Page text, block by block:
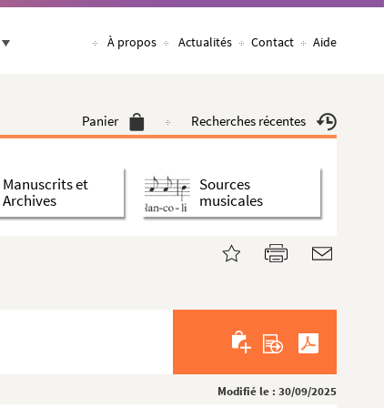
À propos Actualités Contact Aide
Panier Recherches récentes
Manuscrits et
Archives
Sources
musicales
Modifié le : 30/09/2025